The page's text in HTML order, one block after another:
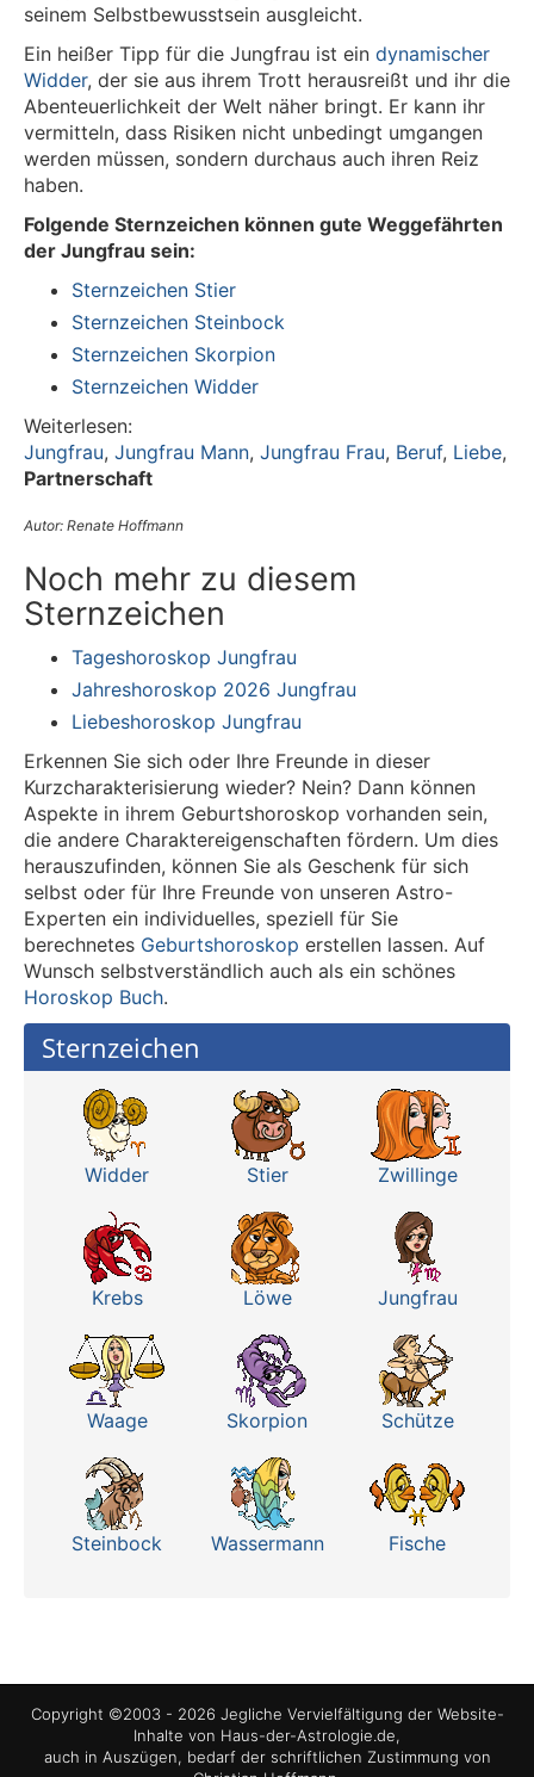
seinem Selbstbewusstsein ausgleicht.
Ein heißer Tipp für die Jungfrau ist ein dynamischer
Widder, der sie aus ihrem Trott herausreißt und ihr die
Abenteuerlichkeit der Welt näher bringt. Er kann ihr
vermitteln, dass Risiken nicht unbedingt umgangen
werden müssen, sondern durchaus auch ihren Reiz
haben.
Folgende Sternzeichen können gute Weggefährten
der Jungfrau sein:
Sternzeichen Stier
Sternzeichen Steinbock
Sternzeichen Skorpion
Sternzeichen Widder
Weiterlesen:
Jungfrau, Jungfrau Mann, Jungfrau Frau, Beruf, Liebe,
Partnerschaft
Autor: Renate Hoffmann
Noch mehr zu diesem
Sternzeichen
Tageshoroskop Jungfrau
Jahreshoroskop 2026 Jungfrau
Liebeshoroskop Jungfrau
Erkennen Sie sich oder Ihre Freunde in dieser
Kurzcharakterisierung wieder? Nein? Dann können
Aspekte in ihrem Geburtshoroskop vorhanden sein,
die andere Charaktereigenschaften fördern. Um dies
herauszufinden, können Sie als Geschenk für sich
selbst oder für Ihre Freunde von unseren Astro-
Experten ein individuelles, speziell für Sie
berechnetes Geburtshoroskop erstellen lassen. Auf
Wunsch selbstverständlich auch als ein schönes
Horoskop Buch.
Sternzeichen
Widder Stier Zwillinge
Krebs Löwe Jungfrau
Waage Skorpion Schütze
Steinbock Wassermann Fische
Copyright ©2003 - 2026 Jegliche Vervielfältigung der Website-
Inhalte von Haus-der-Astrologie.de,
auch in Auszügen, bedarf der schriftlichen Zustimmung von